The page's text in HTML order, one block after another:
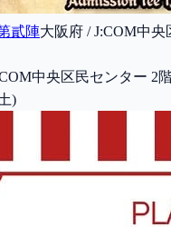
貳陣大阪府 / J:COM中
中央区民センター 2
)